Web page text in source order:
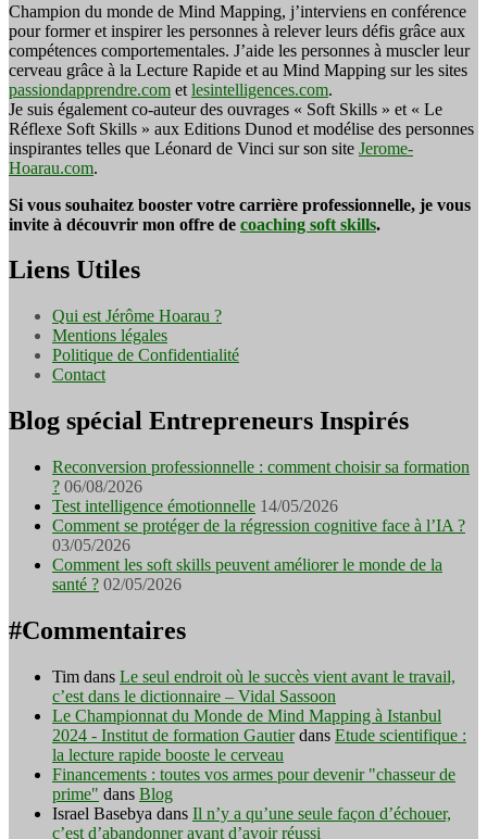
Champion du monde de Mind Mapping, j’interviens en conférence
pour former et inspirer les personnes à relever leurs défis grâce aux
compétences comportementales. J’aide les personnes à muscler leur
cerveau grâce à la Lecture Rapide et au Mind Mapping sur les sites
passiondapprendre.com et lesintelligences.com.
Je suis également co-auteur des ouvrages « Soft Skills » et « Le
Réflexe Soft Skills » aux Editions Dunod et modélise des personnes
inspirantes telles que Léonard de Vinci sur son site Jerome-
Hoarau.com.
Si vous souhaitez booster votre carrière professionnelle, je vous
invite à découvrir mon offre de coaching soft skills.
Liens Utiles
Qui est Jérôme Hoarau ?
Mentions légales
Politique de Confidentialité
Contact
Blog spécial Entrepreneurs Inspirés
Reconversion professionnelle : comment choisir sa formation
? 06/08/2026
Test intelligence émotionnelle 14/05/2026
Comment se protéger de la régression cognitive face à l’IA ?
03/05/2026
Comment les soft skills peuvent améliorer le monde de la
santé ? 02/05/2026
#Commentaires
Tim dans Le seul endroit où le succès vient avant le travail,
c’est dans le dictionnaire – Vidal Sassoon
Le Championnat du Monde de Mind Mapping à Istanbul
2024 - Institut de formation Gautierdans Etude scientifique :
la lecture rapide booste le cerveau
Financements : toutes vos armes pour devenir "chasseur de
prime" dans Blog
Israel Basebya dans Il n’y a qu’une seule façon d’échouer,
c’est d’abandonner avant d’avoir réussi